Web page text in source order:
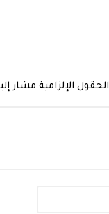
الحقول الإلزامية مشار